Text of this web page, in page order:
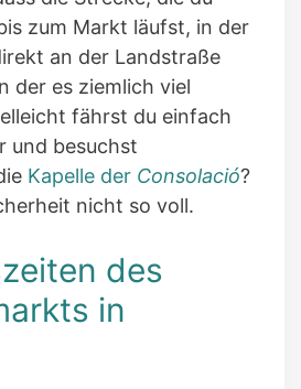
zum Markt läufst, in der
an der Landstraße
der es ziemlich viel
fährst du einfach
und besuchst
Kapelle der Consolació?
nicht so voll.
des
in